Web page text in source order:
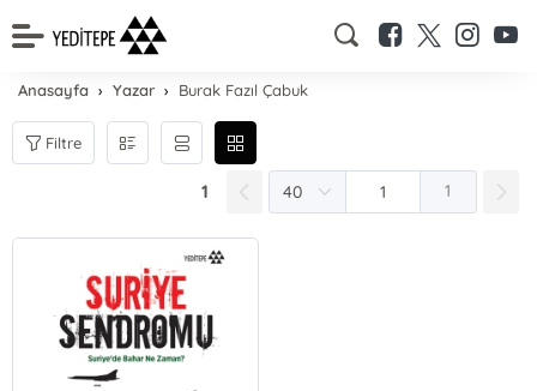
Anasayfa Yazar Burak Fazıl Çabuk
Filtre
1 1